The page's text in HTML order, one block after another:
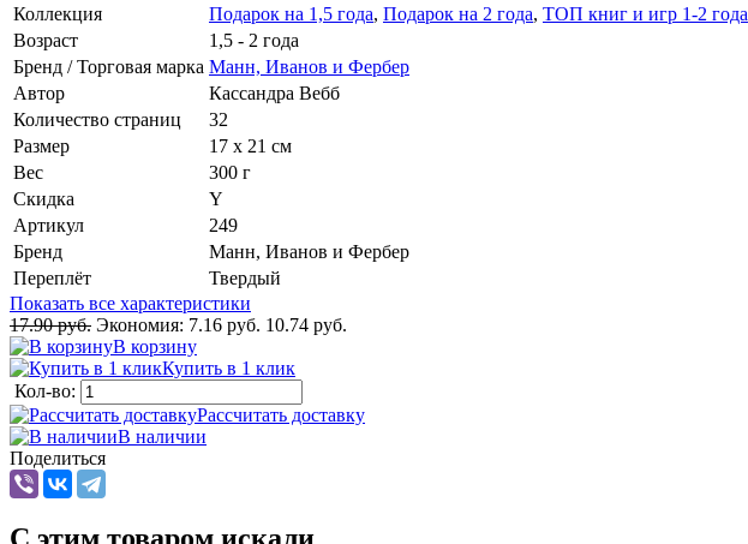
Коллекция
Подарок на 1,5 года, Подарок на 2 года, ТОП книг и игр 1-2 года
Возраст
1,5 - 2 года
Бренд / Торговая марка Манн, Иванов и Фербер
Автор
Кассандра Вебб
Количество страниц
32
Размер
17 х 21 см
Вес
300 г
Скидка
Y
Артикул
249
Бренд
Манн, Иванов и Фербер
Переплёт
Твердый
Показать все характеристики
17.90 руб. Экономия: 7.16 руб. 10.74 руб.
В корзину
Купить в 1 клик
Кол-во:
Рассчитать доставку
В наличии
Поделиться
C этим товаром искали